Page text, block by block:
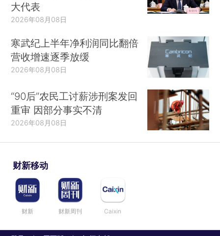
大代表
2026年08月08日
寒武纪上半年净利润同比翻倍
营收增速逐季放缓
2026年08月08日
“90后”农民工讨薪涉刑案发回
重审 因部分事实不清
2026年08月08日
财新移动
财新 财新周刊 Caixin